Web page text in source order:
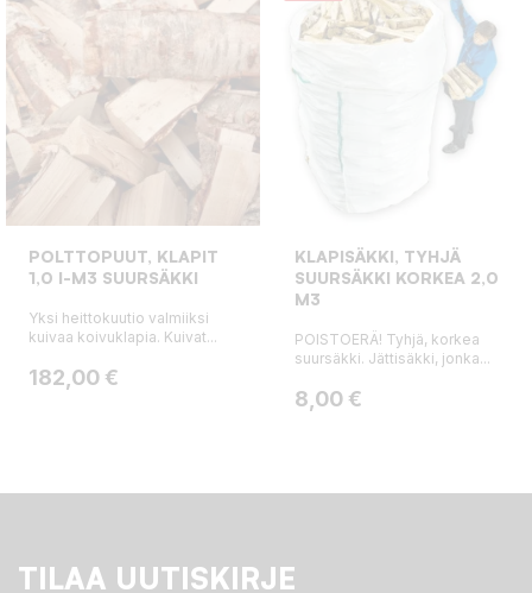
POLTTOPUUT, KLAPIT
1,0 I-M3 SUURSÄKKI
Yksi heittokuutio valmiiksi
kuivaa koivuklapia. Kuivat...
Hinta
182,00 €
KLAPISÄKKI, TYHJÄ
SUURSÄKKI KORKEA 2,0
M3
POISTOERÄ! Tyhjä, korkea
suursäkki. Jättisäkki, jonka...
Hinta
8,00 €
TILAA UUTISKIRJE